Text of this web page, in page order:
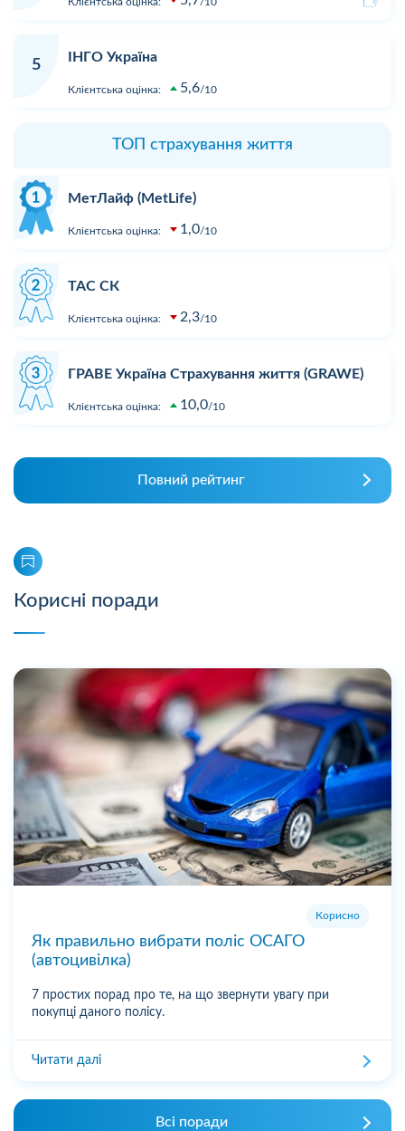
5
ІНГО Україна
Клієнтська оцінка: 5,6 10
ТОП страхування життя
МетЛайф (MetLife)
Клієнтська оцінка: 1,0 10
ТАС СК
Клієнтська оцінка: 2,3 10
ГРАВЕ Україна Страхування життя (GRAWE)
Клієнтська оцінка: 10,0 10
Повний рейтинг
Корисні поради
Корисно
Як правильно вибрати поліс ОСАГО
(автоцивілка)
7 простих порад про те, на що звернути увагу при
покупці даного полісу.
Читати далі
Всі поради